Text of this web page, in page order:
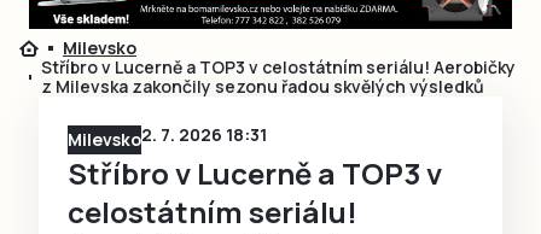
Milevsko
Stříbro v Lucerně a TOP3 v celostátním seriálu! Aerobičky
z Milevska zakončily sezonu řadou skvělých výsledků
Milevsko2. 7. 2026 18:31
Stříbro v Lucerně a TOP3 v
celostátním seriálu!